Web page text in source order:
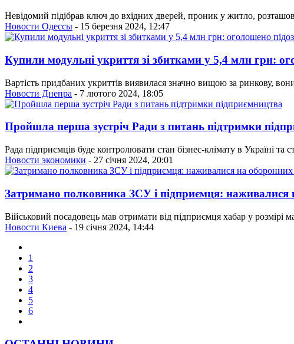
Невідомий підібрав ключ до вхідних дверей, проник у житло,
Новости Одессы - 15 березня 2024, 12:47
Купили модульні укриття зі збитками у 5,4 млн грн:
Вартість придбаних укриттів виявилася значно вищою за ринкову,
Новости Днепра - 7 лютого 2024, 18:05
Пройшла перша зустріч Ради з питань підтримки
Рада підприємців буде контролювати стан бізнес-клімату в Україні
Новости экономики - 27 січня 2024, 20:01
Затримано полковника ЗСУ і підприємця: наживалися
Військовий посадовець мав отримати від підприємця хабар у
Новости Киева - 19 січня 2024, 14:44
1
2
3
4
5
6